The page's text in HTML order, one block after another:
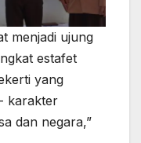
menjadi ujung
estafet
yang
karakter
dan negara,”